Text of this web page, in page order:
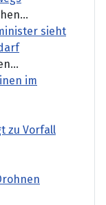
sieht
im
zu Vorfall